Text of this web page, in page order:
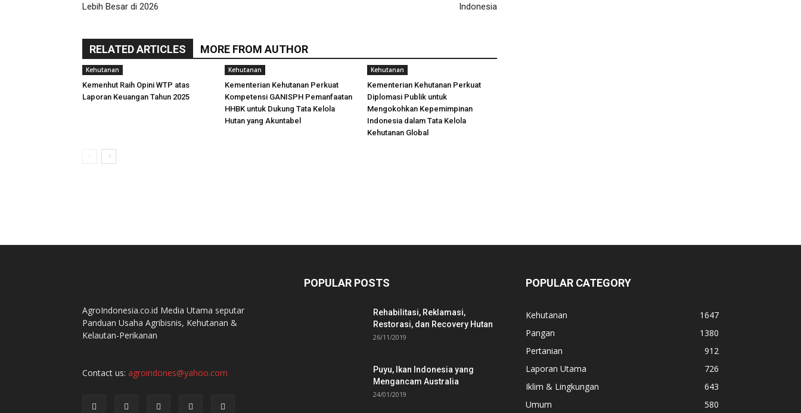
Lebih Besar di 2026
Indonesia
RELATED ARTICLES MORE FROM AUTHOR
Kehutanan
Kemenhut Raih Opini WTP atas
Laporan Keuangan Tahun 2025
Kehutanan
Kementerian Kehutanan Perkuat
Kompetensi GANISPH Pemanfaatan
HHBK untuk Dukung Tata Kelola
Hutan yang Akuntabel
Kehutanan
Kementerian Kehutanan Perkuat
Diplomasi Publik untuk
Mengokohkan Kepemimpinan
Indonesia dalam Tata Kelola
Kehutanan Global
AgroIndonesia.co.id Media Utama seputar
Panduan Usaha Agribisnis, Kehutanan &
Kelautan-Perikanan
Contact us: agroindones@yahoo.com
POPULAR POSTS
Rehabilitasi, Reklamasi,
Restorasi, dan Recovery Hutan
26/11/2019
Puyu, Ikan Indonesia yang
Mengancam Australia
24/01/2019
POPULAR CATEGORY
Kehutanan
1647
Pangan
1380
Pertanian
912
Laporan Utama
726
Iklim & Lingkungan
643
Umum
580